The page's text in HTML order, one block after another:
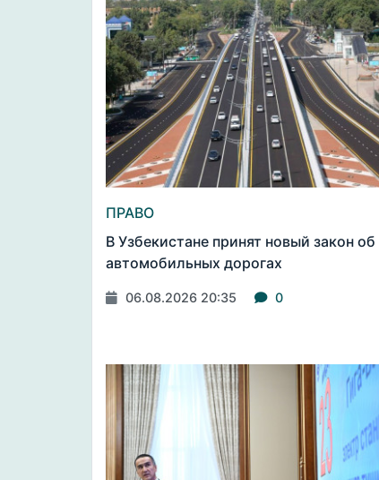
ПРАВО
В Узбекистане принят новый закон об
автомобильных дорогах
06.08.2026 20:35 0